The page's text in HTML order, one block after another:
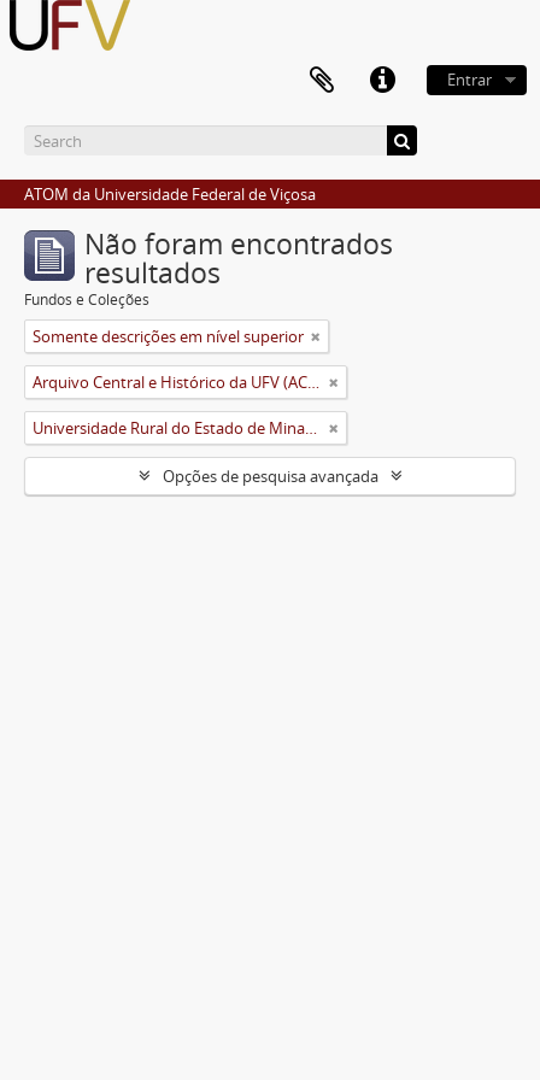
Entrar
ATOM da Universidade Federal de Viçosa
Não foram encontrados
resultados
Fundos e Coleções
Somente descrições em nível superior
Arquivo Central e Histórico da UFV (ACH-UFV)
Universidade Rural do Estado de Minas Gerais (Uremg)
Opções de pesquisa avançada